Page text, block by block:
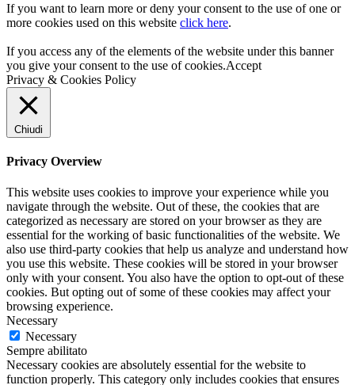
If you want to learn more or deny your consent to the use of one or
more cookies used on this website click here.
If you access any of the elements of the website under this banner
you give your consent to the use of cookies.Accept
Privacy & Cookies Policy
Chiudi
Privacy Overview
This website uses cookies to improve your experience while you
navigate through the website. Out of these, the cookies that are
categorized as necessary are stored on your browser as they are
essential for the working of basic functionalities of the website. We
also use third-party cookies that help us analyze and understand how
you use this website. These cookies will be stored in your browser
only with your consent. You also have the option to opt-out of these
cookies. But opting out of some of these cookies may affect your
browsing experience.
Necessary
Necessary
Sempre abilitato
Necessary cookies are absolutely essential for the website to
function properly. This category only includes cookies that ensures